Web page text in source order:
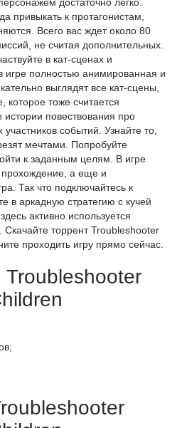
привыкать к протагонистам,
Всего вас ждет около 80
не считая дополнительных.
в кат-сценах и
игре полностью анимированная и
выглядят все кат-сцены,
тоже считается
повествования про
событий. Узнайте то,
мечтами. Попробуйте
к заданным целям. В игре
прохождение, а еще и
Так что подключайтесь к
в аркадную стратегию с кучей
активно используется
торрент Troubleshooter
проходить игру прямо сейчас.